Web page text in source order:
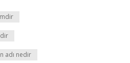
adı nedir